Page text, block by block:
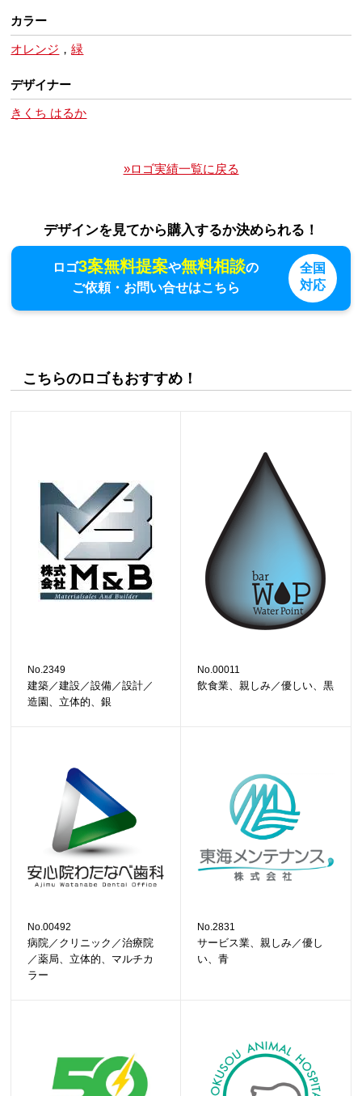
カラー
オレンジ ，緑
デザイナー
きくち はるか
»ロゴ実績一覧に戻る
デザインを見てから購入するか決められる！
ロゴ3案無料提案や無料相談の
ご依頼・お問い合せはこちら
全国
対応
こちらのロゴもおすすめ！
No.2349
建築／建設／設備／設計／
造園、立体的、銀
No.00011
飲食業、親しみ／優しい、黒
No.00492
病院／クリニック／治療院
／薬局、立体的、マルチカ
ラー
No.2831
サービス業、親しみ／優し
い、青